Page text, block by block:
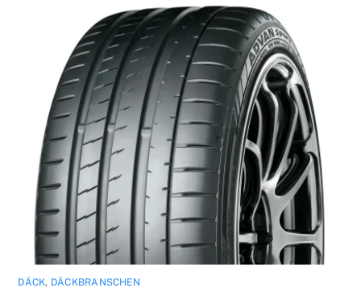
DÄCK, DÄCKBRANSCHEN